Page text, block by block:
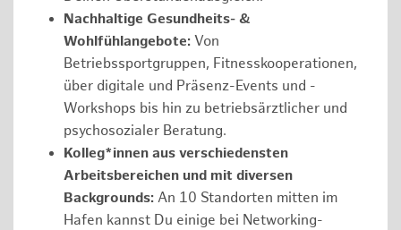
Nachhaltige Gesundheits- &
Wohlfühlangebote: Von
Betriebssportgruppen, Fitnesskooperationen,
über digitale und Präsenz-Events und -
Workshops bis hin zu betriebsärztlicher und
psychosozialer Beratung.
Kolleg*innen aus verschiedensten
Arbeitsbereichen und mit diversen
Backgrounds: An 10 Standorten mitten im
Hafen kannst Du einige bei Networking-